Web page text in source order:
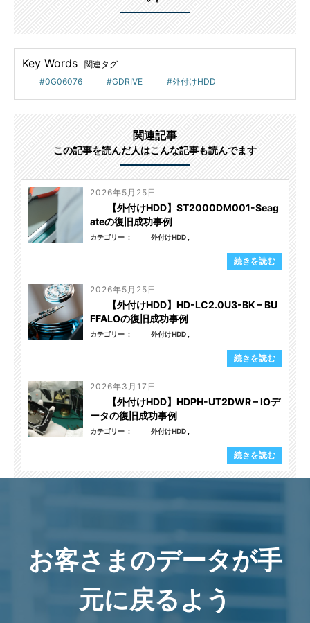
Key Words
関連タグ
0G06076
GDRIVE 外付けHDD
関連記事
この記事を読んだ人はこんな記事も読んでます
2026年5月25日
【外付けHDD】ST2000DM001-Seag
ateの復旧成功事例
カテゴリー 外付けHDD
続きを読む
2026年5月25日
【外付けHDD】HD-LC2.0U3-BK – BU
FFALOの復旧成功事例
カテゴリー 外付けHDD
続きを読む
2026年3月17日
【外付けHDD】HDPH-UT2DWR – IOデ
ータの復旧成功事例
カテゴリー 外付けHDD
続きを読む
お客さまのデータが手
元に戻るよう